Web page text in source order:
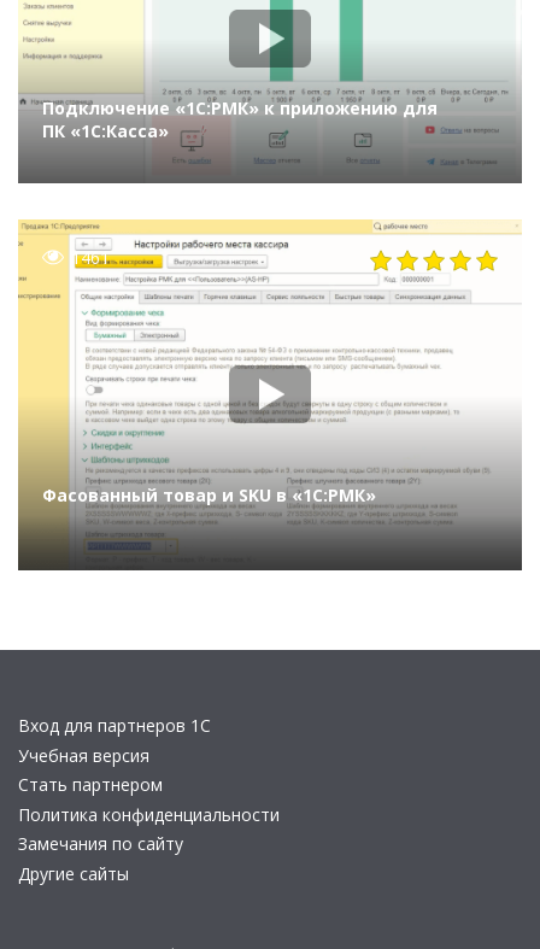
Подключение «1С:РМК» к приложению для
ПК «1С:Касса»
1461
Фасованный товар и SKU в «1С:РМК»
Вход для партнеров 1С
Учебная версия
Стать партнером
Политика конфиденциальности
Замечания по сайту
Другие сайты